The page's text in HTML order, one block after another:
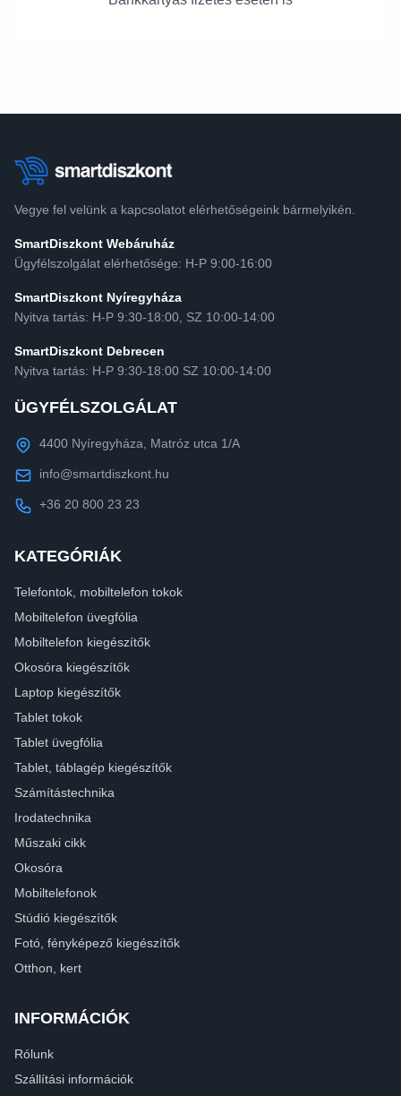
Vegye fel velünk a kapcsolatot elérhetőségeink bármelyikén.
SmartDiszkont Webáruház
Ügyfélszolgálat elérhetősége: H-P 9:00-16:00
SmartDiszkont Nyíregyháza
Nyitva tartás: H-P 9:30-18:00, SZ 10:00-14:00
SmartDiszkont Debrecen
Nyitva tartás: H-P 9:30-18:00 SZ 10:00-14:00
ÜGYFÉLSZOLGÁLAT
4400 Nyíregyháza, Matróz utca 1/A
info@smartdiszkont.hu
+36 20 800 23 23
KATEGÓRIÁK
Telefontok, mobiltelefon tokok
Mobiltelefon üvegfólia
Mobiltelefon kiegészítők
Okosóra kiegészítők
Laptop kiegészítők
Tablet tokok
Tablet üvegfólia
Tablet, táblagép kiegészítők
Számítástechnika
Irodatechnika
Műszaki cikk
Okosóra
Mobiltelefonok
Stúdió kiegészítők
Fotó, fényképező kiegészítők
Otthon, kert
INFORMÁCIÓK
Rólunk
Szállítási információk